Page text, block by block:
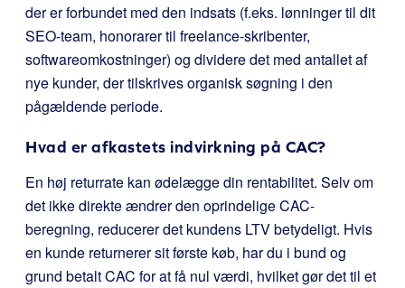
der er forbundet med den indsats (f.eks. lønninger til dit
SEO-team, honorarer til freelance-skribenter,
softwareomkostninger) og dividere det med antallet af
nye kunder, der tilskrives organisk søgning i den
pågældende periode.
Hvad er afkastets indvirkning på CAC?
En høj returrate kan ødelægge din rentabilitet. Selv om
det ikke direkte ændrer den oprindelige CAC-
beregning, reducerer det kundens LTV betydeligt. Hvis
en kunde returnerer sit første køb, har du i bund og
grund betalt CAC for at få nul værdi, hvilket gør det til et